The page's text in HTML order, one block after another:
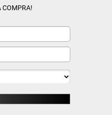
COMPRA!